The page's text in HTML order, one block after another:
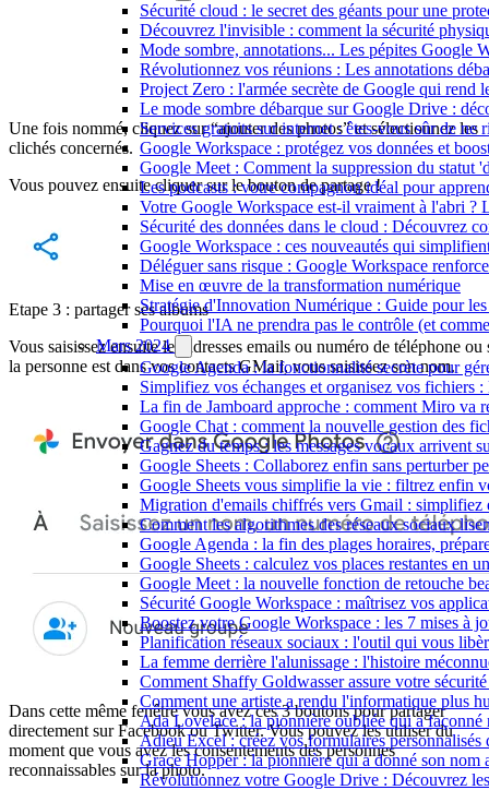
Sécurité cloud : le secret des géants pour une
Découvrez l'invisible : comment la sécurité
Mode sombre, annotations... Les pépites Google
Révolutionnez vos réunions : Les annotations
Project Zero : l'armée secrète de Google qui rend
Le mode sombre débarque sur Google Drive :
Services gratuits sur internet : êtes-vous sûr de ne
Google Workspace : protégez vos données et
Google Meet : Comment la suppression du statut
Les podcasts : votre compagnon idéal pour
Votre Google Workspace est-il vraiment à l'abri ?
Sécurité des données dans le cloud : Découvrez
Google Workspace : ces nouveautés qui
Déléguer sans risque : Google Workspace
Mise en œuvre de la transformation numérique
Stratégie d'Innovation Numérique : Guide pour
Pourquoi l'IA ne prendra pas le contrôle (et
Mars 2024
Google Agenda : la fonctionnalité secrète pour
Simplifiez vos échanges et organisez vos fichiers
La fin de Jamboard approche : comment Miro va
Google Chat : comment la nouvelle gestion des
Gagnez du temps : les messages vocaux arrivent
Google Sheets : Collaborez enfin sans perturber
Google Sheets vous simplifie la vie : filtrez enfin
Migration d'emails chiffrés vers Gmail : simplifiez
Comment les algorithmes des réseaux sociaux
Google Agenda : la fin des plages horaires,
Google Sheets : calculez vos places restantes en
Google Meet : la nouvelle fonction de retouche
Sécurité Google Workspace : maîtrisez vos
Boostez votre Google Workspace : les 7 mises à
Planification réseaux sociaux : l'outil qui vous
La femme derrière l'alunissage : l'histoire
Comment Shaffy Goldwasser assure votre
Comment une artiste a rendu l'informatique plus
Ada Lovelace : la pionnière oubliée qui a façonné
Adieu Excel : créez vos formulaires
Grace Hopper : la pionnière qui a donné son
Révolutionnez votre Google Drive : Découvrez
Une fois nommé, cliquez sur “ajouter des photos” et sélectionnez les
clichés concernés.
Vous pouvez ensuite cliquer sur le bouton de partage !
Etape 3 : partager ses albums
Vous saisissez ensuite les adresses emails ou numéro de téléphone ou
la personne est dans vos contacts GMail, vous saisissez son nom.
Dans cette même fenêtre vous avez ces 3 boutons pour partager
directement sur Facebook ou Twitter. Vous pouvez les utiliser du
moment que vous avez les consentements des personnes
reconnaissables sur la photo.